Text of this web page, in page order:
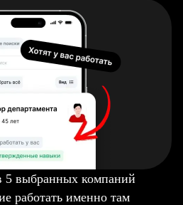
5 выбранных компаний
работать именно там